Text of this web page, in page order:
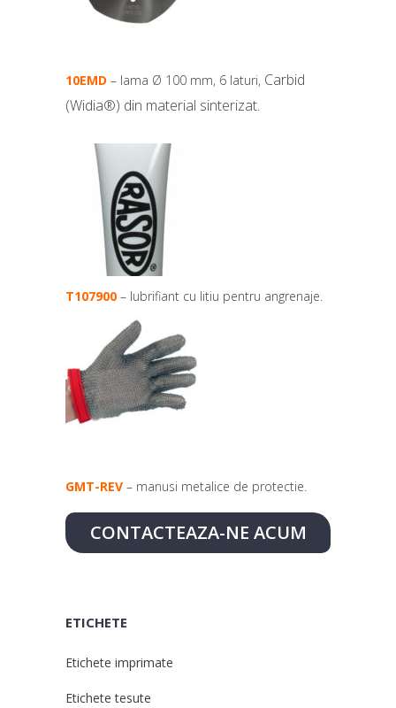
10EMD – lama Ø 100 mm, 6 laturi, Carbid
(Widia®) din material sinterizat.
T107900 – lubrifiant cu litiu pentru angrenaje.
GMT-REV – manusi metalice de protectie.
CONTACTEAZA-NE ACUM
ETICHETE
Etichete imprimate
Etichete tesute